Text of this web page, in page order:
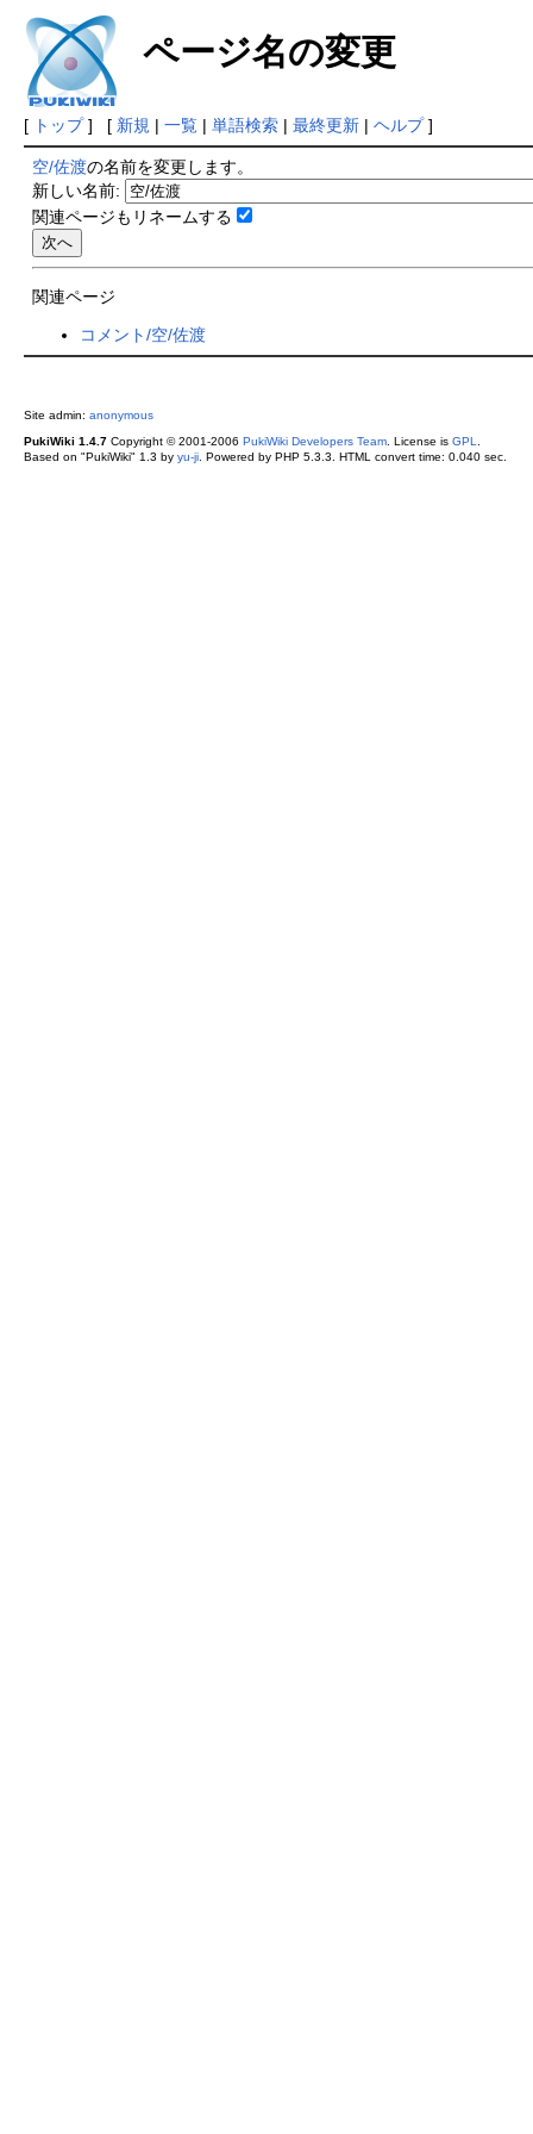
ページ名の変更
[ トップ] [ 新規 | 一覧| 単語検索| 最終更新| ヘルプ]
空/佐渡の名前を変更します。
新しい名前:
関連ページもリネームする
関連ページ
コメント/空/佐渡
Site admin: anonymous
PukiWiki 1.4.7Copyright © 2001-2006 PukiWiki Developers Team. License is GPL
Based on "PukiWiki" 1.3 by yu-ji. Powered by PHP 5.3.3. HTML convert time: 0.040 sec.